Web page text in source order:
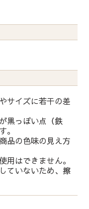
サイズに若干の差
黒っぽい点（鉄
。
品の色味の見え方
用はできません。
ていないため、擦